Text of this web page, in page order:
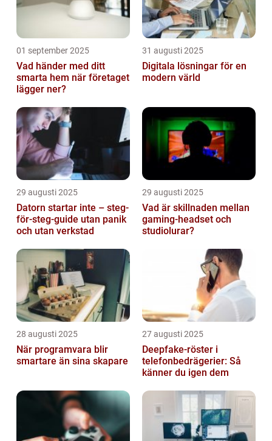
01 september 2025
Vad händer med ditt
smarta hem när företaget
lägger ner?
31 augusti 2025
Digitala lösningar för en
modern värld
29 augusti 2025
Datorn startar inte – steg-
för-steg-guide utan panik
och utan verkstad
29 augusti 2025
Vad är skillnaden mellan
gaming-headset och
studiolurar?
28 augusti 2025
När programvara blir
smartare än sina skapare
27 augusti 2025
Deepfake-röster i
telefonbedrägerier: Så
känner du igen dem